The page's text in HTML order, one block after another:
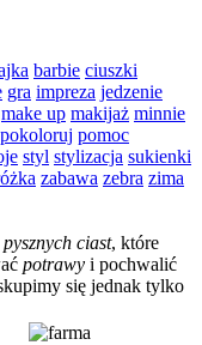
barbie ciuszki
gra impreza jedzenie
make up makijaż minnie
pokoloruj pomoc
styl stylizacja sukienki
zabawa zebra zima
pysznych ciast, które
potrawy i pochwalić
się jednak tylko